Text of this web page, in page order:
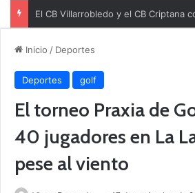
Inicio / Deportes
Deportes golf
El torneo Praxia de
40 jugadores en La
pese al viento